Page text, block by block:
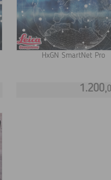
HxGN SmartNet Pro
1.200,